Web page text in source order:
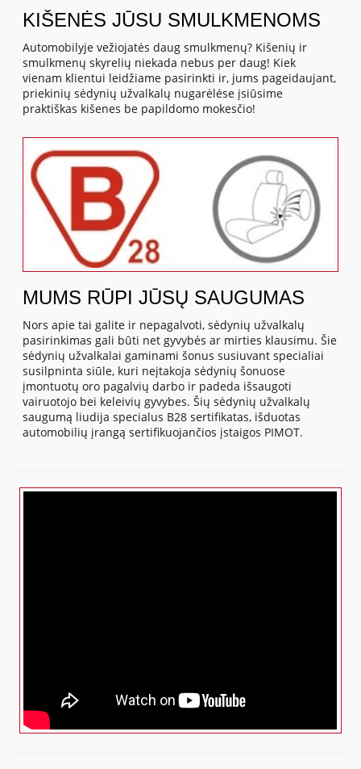
KIŠENĖS JŪSU SMULKMENOMS
Automobilyje vežiojatės daug smulkmenų? Kišenių ir
smulkmenų skyrelių niekada nebus per daug! Kiek
vienam klientui leidžiame pasirinkti ir, jums pageidaujant,
priekinių sėdynių užvalkalų nugarėlėse įsiūsime
praktiškas kišenes be papildomo mokesčio!
MUMS RŪPI JŪSŲ SAUGUMAS
Nors apie tai galite ir nepagalvoti, sėdynių užvalkalų
pasirinkimas gali būti net gyvybės ar mirties klausimu. Šie
sėdynių užvalkalai gaminami šonus susiuvant specialiai
susilpninta siūle, kuri neįtakoja sėdynių šonuose
įmontuotų oro pagalvių darbo ir padeda išsaugoti
vairuotojo bei keleivių gyvybes. Šių sėdynių užvalkalų
saugumą liudija specialus B28 sertifikatas, išduotas
automobilių įrangą sertifikuojančios įstaigos PIMOT.